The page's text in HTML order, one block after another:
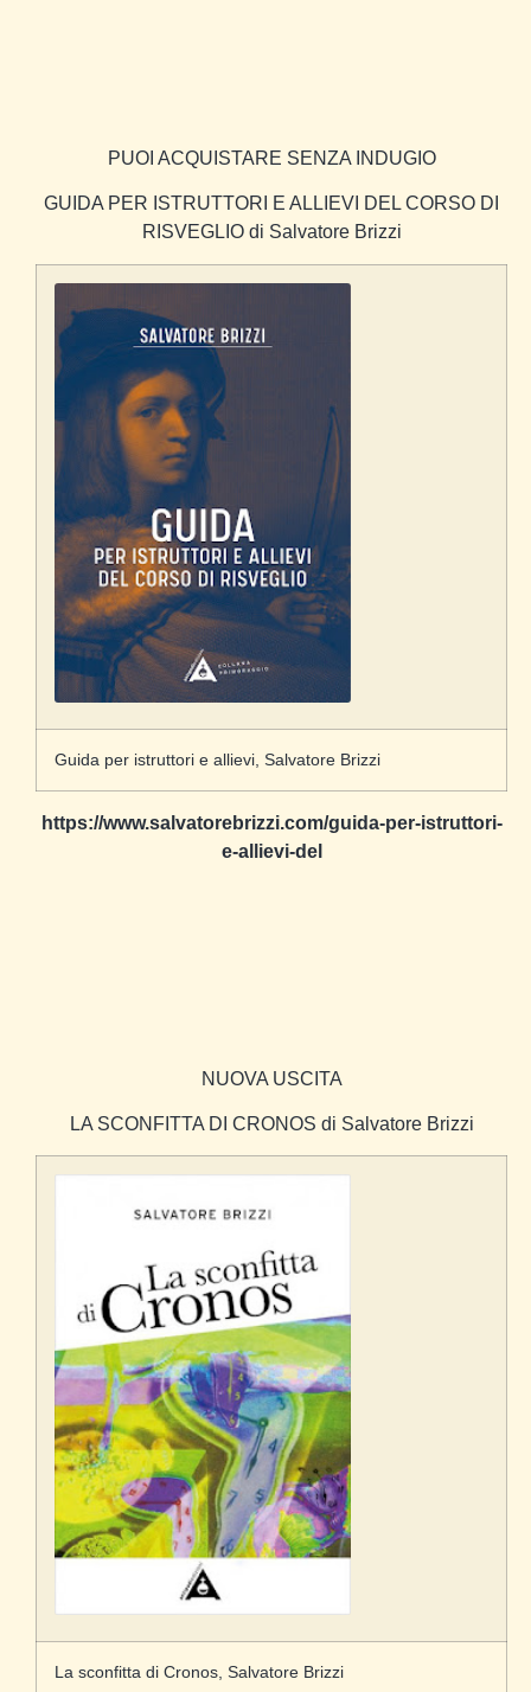
PUOI ACQUISTARE SENZA INDUGIO
GUIDA PER ISTRUTTORI E ALLIEVI DEL CORSO DI
RISVEGLIO di Salvatore Brizzi
Guida per istruttori e allievi, Salvatore Brizzi
https://www.salvatorebrizzi.com/guida-per-istruttori-
e-allievi-del
NUOVA USCITA
LA SCONFITTA DI CRONOS di Salvatore Brizzi
La sconfitta di Cronos, Salvatore Brizzi